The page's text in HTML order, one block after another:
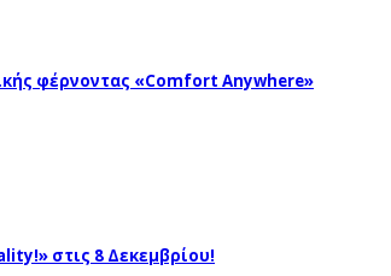
φέρνοντας «Comfort Anywhere»
στις 8 Δεκεμβρίου!